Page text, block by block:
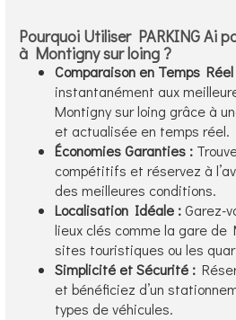
Pourquoi Utiliser PARKING Ai
à Montigny sur loing ?
Comparaison en Temps Réel
instantanément aux
Montigny sur loing grâce à
et actualisée en temps réel.
Économies Garanties :
compétitifs et réservez à
des meilleures conditions.
Localisation Idéale :Garez-
lieux clés comme la gare de
sites touristiques ou les
Simplicité et Sécurité :
et bénéficiez d’un
types de véhicules.